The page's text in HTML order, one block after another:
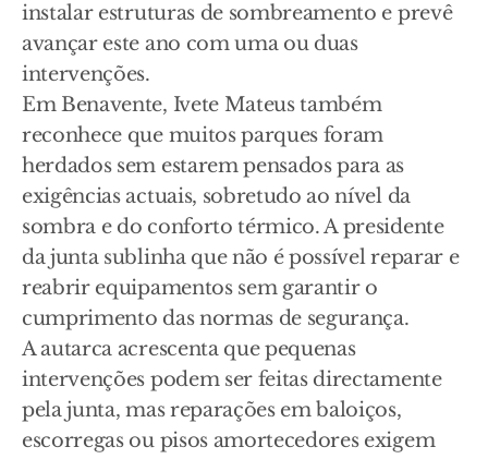
instalar estruturas de sombreamento e prevê
avançar este ano com uma ou duas
intervenções.
Em Benavente, Ivete Mateus também
reconhece que muitos parques foram
herdados sem estarem pensados para as
exigências actuais, sobretudo ao nível da
sombra e do conforto térmico. A presidente
da junta sublinha que não é possível reparar e
reabrir equipamentos sem garantir o
cumprimento das normas de segurança.
A autarca acrescenta que pequenas
intervenções podem ser feitas directamente
pela junta, mas reparações em baloiços,
escorregas ou pisos amortecedores exigem